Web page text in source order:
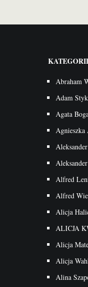
Abraham
Adam
Agata
Agnieszka
Alfred
Alfred
Alicja
ALICJA
Alicja
Alicja
Alina